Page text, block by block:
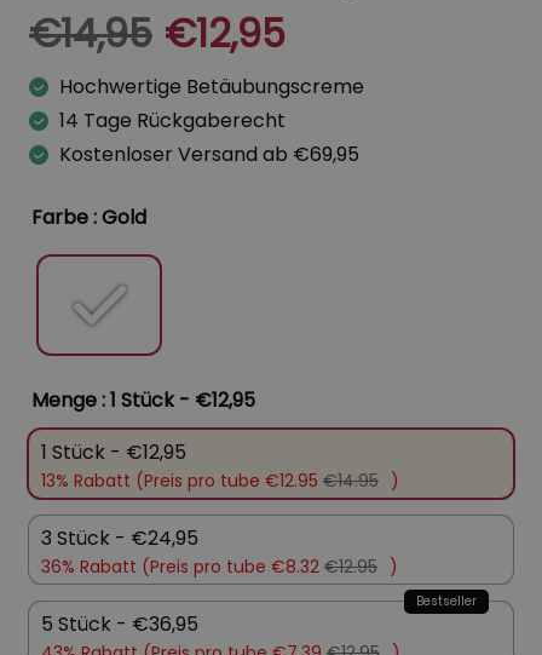
€14,95 €12,95
Hochwertige Betäubungscreme
14 Tage Rückgaberecht
Kostenloser Versand ab €69,95
Farbe: Gold
Menge: 1 Stück - €12,95
1 Stück - €12,95
13% Rabatt (Preis pro tube €12.95 €14.95 )
3 Stück - €24,95
36% Rabatt (Preis pro tube €8.32 €12.95 )
5 Stück - €36,95